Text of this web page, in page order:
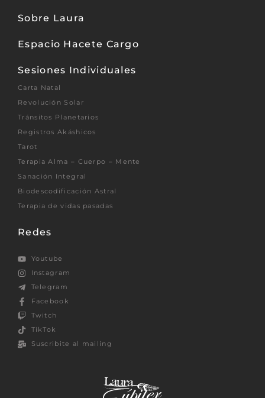
Sobre Laura
Espacio Hacete Cargo
Sesiones Individuales
Carta Natal
Revolución Solar
Tránsitos Planetarios
Registros Akáshicos
Tarot
Terapia Alma – Cuerpo – Mente
Sanación Integral
Biodescodificación Astral
Terapia de vidas pasadas
Redes
Youtube
Instagram
Telegram
Facebook
Twitch
TikTok
Suscribite al mailing